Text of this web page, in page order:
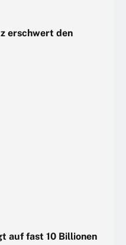
erschwert den
auf fast 10 Billionen